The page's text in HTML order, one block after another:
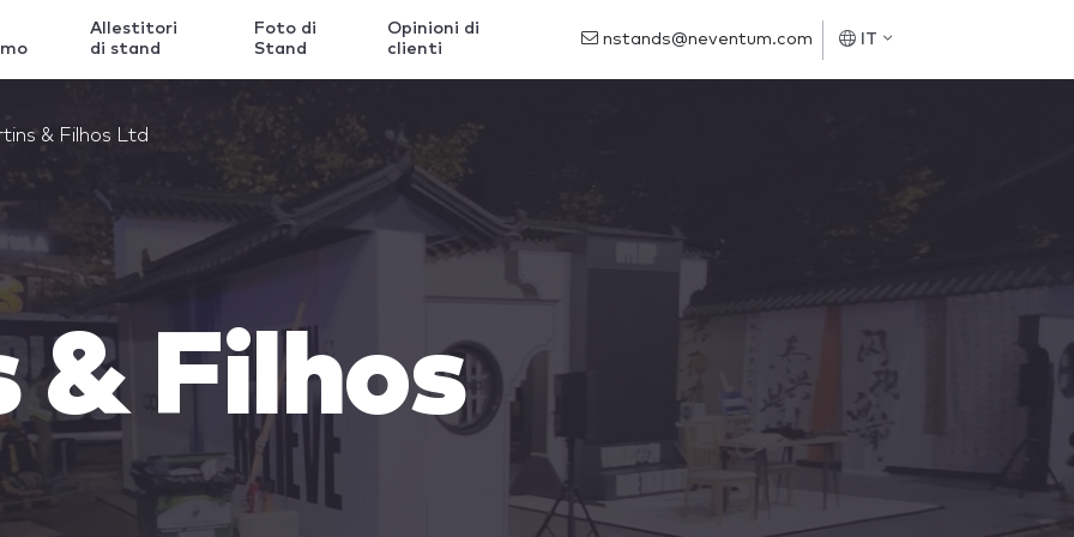
Allestitori
di stand
Foto di
Stand
Opinioni di
clienti
nstands@neventum.com IT
& Filhos Ltd
Filhos